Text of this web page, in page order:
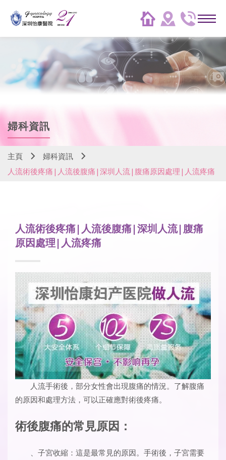
婦科資訊
主頁
婦科資訊
人流術後疼痛|人流後腹痛|深圳人流|腹痛原因處理|人流疼痛
人流術後疼痛|人流後腹痛|深圳人流|腹痛
原因處理|人流疼痛
人流手術後，部分女性會出現腹痛的情況。了解腹痛
的原因和處理方法，可以正確應對術後疼痛。
術後腹痛的常見原因：
、子宮收縮：這是最常見的原因。手術後，子宮需要